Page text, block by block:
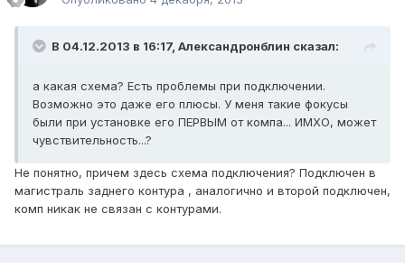
В 04.12.2013 в 16:17, Александронблин сказал:
а какая схема? Есть проблемы при подключении.
Возможно это даже его плюсы. У меня такие фокусы
были при установке его ПЕРВЫМ от компа... ИМХО, может
чувствительность...?
Не понятно, причем здесь схема подключения? Подключен в
магистраль заднего контура , аналогично и второй подключен,
комп никак не связан с контурами.